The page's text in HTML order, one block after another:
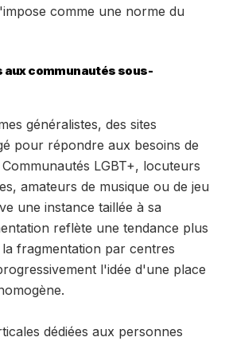
comme une norme du
aux communautés sous-
généralistes, des sites
pour répondre aux besoins de
LGBT+, locuteurs
amateurs de musique ou de jeu
une instance taillée à sa
reflète une tendance plus
fragmentation par centres
l'idée d'une place
dédiées aux personnes